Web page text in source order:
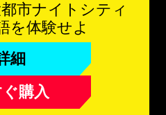
市ナイトシティ
を体験せよ
細
購入